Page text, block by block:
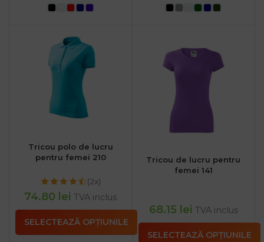
Tricou polo de lucru
pentru femei 210
(2x)
74.80 lei TVA inclus
SELECTEAZĂ OPȚIUNILE
Tricou de lucru pentru
femei 141
68.15 lei TVA inclus
SELECTEAZĂ OPȚIUNILE